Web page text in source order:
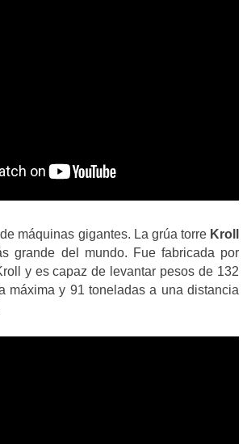
máquinas gigantes. La grúa torre Kroll
grande del mundo. Fue fabricada por
y es capaz de levantar pesos de 132
máxima y 91 toneladas a una distancia